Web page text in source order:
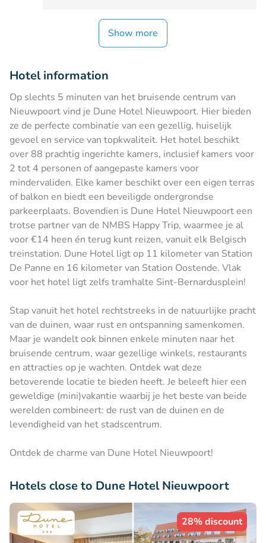
Show more
Hotel information
Op slechts 5 minuten van het bruisende centrum van
Nieuwpoort vind je Dune Hotel Nieuwpoort. Hier bieden
ze de perfecte combinatie van een gezellig, huiselijk
gevoel en service van topkwaliteit. Het hotel beschikt
over 88 prachtig ingerichte kamers, inclusief kamers voor
2 tot 4 personen of aangepaste kamers voor
mindervaliden. Elke kamer beschikt over een eigen terras
of balkon en biedt een beveiligde ondergrondse
parkeerplaats. Bovendien is Dune Hotel Nieuwpoort een
trotse partner van de NMBS Happy Trip, waarmee je al
voor €14 heen én terug kunt reizen, vanuit elk Belgisch
treinstation. Dune Hotel ligt op 11 kilometer van Station
De Panne en 16 kilometer van Station Oostende. Vlak
voor het hotel ligt zelfs tramhalte Sint-Bernardusplein!
Stap vanuit het hotel rechtstreeks in de natuurlijke pracht
van de duinen, waar rust en ontspanning samenkomen.
Maar je wandelt ook binnen enkele minuten naar het
bruisende centrum, waar gezellige winkels, restaurants
en attracties op je wachten. Ontdek wat deze
betoverende locatie te bieden heeft. Je beleeft hier een
geweldige (mini)vakantie waarbij je het beste van beide
werelden combineert: de rust van de duinen en de
levendigheid van het stadscentrum.
Ontdek de charme van Dune Hotel Nieuwpoort!
Hotels close to Dune Hotel Nieuwpoort
28% discount